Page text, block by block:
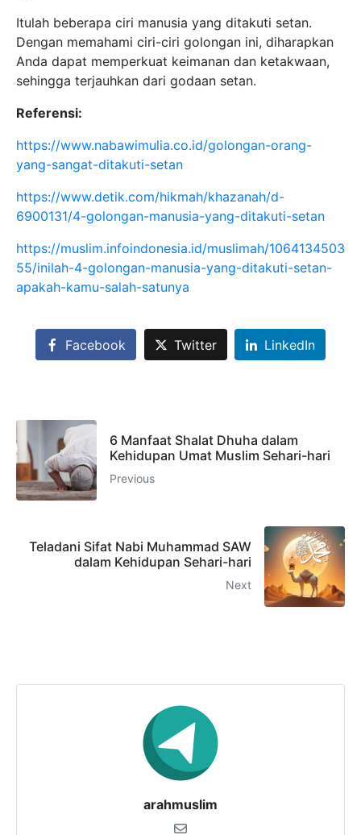
Itulah beberapa ciri manusia yang ditakuti setan.
Dengan memahami ciri-ciri golongan ini, diharapkan
Anda dapat memperkuat keimanan dan ketakwaan,
sehingga terjauhkan dari godaan setan.
Referensi:
https://www.nabawimulia.co.id/golongan-orang-
yang-sangat-ditakuti-setan
https://www.detik.com/hikmah/khazanah/d-
6900131/4-golongan-manusia-yang-ditakuti-setan
https://muslim.infoindonesia.id/muslimah/1064134503
55/inilah-4-golongan-manusia-yang-ditakuti-setan-
apakah-kamu-salah-satunya
Facebook Twitter LinkedIn
6 Manfaat Shalat Dhuha dalam
Kehidupan Umat Muslim Sehari-hari
Previous
Teladani Sifat Nabi Muhammad SAW
dalam Kehidupan Sehari-hari
Next
arahmuslim